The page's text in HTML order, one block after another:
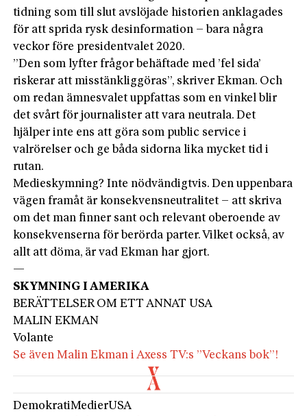
tidning som till slut avslöjade historien anklagades
för att sprida rysk desinformation – bara några
veckor före presidentvalet 2020.
”Den som lyfter frågor behäftade med ’fel sida’
riskerar att misstänkliggöras”, skriver Ekman. Och
om redan ämnes­valet uppfattas som en vinkel blir
det svårt för journalister att vara neutrala. Det
hjälper inte ens att göra som public service i
valrörelser och ge båda sidorna lika mycket tid i
rutan.
Medieskymning? Inte nödvändigtvis. Den uppenbara
vägen framåt är konsekvensneutralitet – att skriva
om det man finner sant och relevant oberoende­ av
konsekvenserna för berörda parter. Vilket också, av
allt att döma, är vad Ekman har gjort.
—
SKYMNING I AMERIKA
BERÄTTELSER OM ETT ANNAT USA
MALIN EKMAN
Volante
Se även Malin Ekman i Axess TV:s ”Veckans bok”!
DemokratiMedierUSA